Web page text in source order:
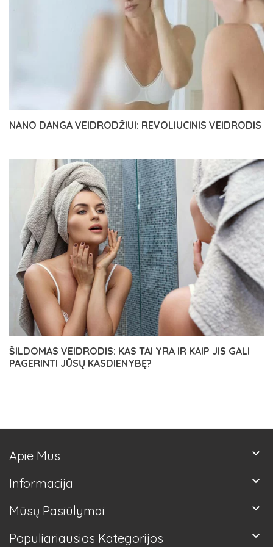
NANO DANGA VEIDRODŽIUI: REVOLIUCINIS VEIDRODIS
ŠILDOMAS VEIDRODIS: KAS TAI YRA IR KAIP JIS GALI
PAGERINTI JŪSŲ KASDIENYBĘ?
Apie Mus keyboard_arrow_down
Informacija keyboard_arrow_down
Mūsų Pasiūlymai keyboard_arrow_down
Populiariausios Kategorijos keyboard_arrow_down